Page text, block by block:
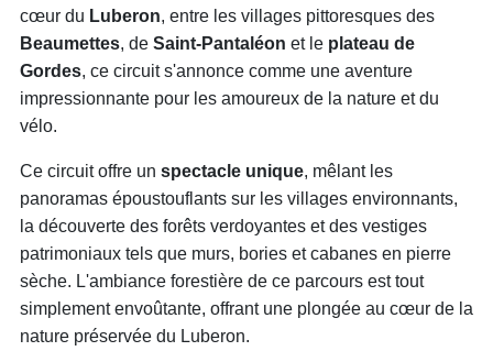
cœur du Luberon, entre les villages pittoresques des
Beaumettes, de Saint-Pantaléon et le plateau de
Gordes, ce circuit s'annonce comme une aventure
impressionnante pour les amoureux de la nature et du
vélo.
Ce circuit offre un spectacle unique, mêlant les
panoramas époustouflants sur les villages environnants,
la découverte des forêts verdoyantes et des vestiges
patrimoniaux tels que murs, bories et cabanes en pierre
sèche. L'ambiance forestière de ce parcours est tout
simplement envoûtante, offrant une plongée au cœur de la
nature préservée du Luberon.